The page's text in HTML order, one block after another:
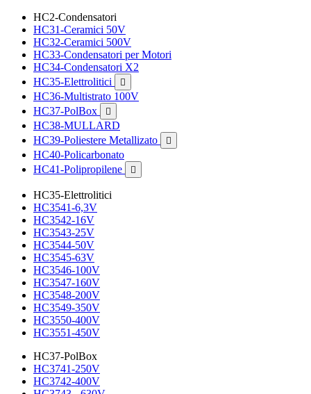
HC2-Condensatori
HC31-Ceramici 50V
HC32-Ceramici 500V
HC33-Condensatori per Motori
HC34-Condensatori X2
HC35-Elettrolitici

HC36-Multistrato 100V
HC37-PolBox

HC38-MULLARD
HC39-Poliestere Metallizato

HC40-Policarbonato
HC41-Polipropilene

HC35-Elettrolitici
HC3541-6,3V
HC3542-16V
HC3543-25V
HC3544-50V
HC3545-63V
HC3546-100V
HC3547-160V
HC3548-200V
HC3549-350V
HC3550-400V
HC3551-450V
HC37-PolBox
HC3741-250V
HC3742-400V